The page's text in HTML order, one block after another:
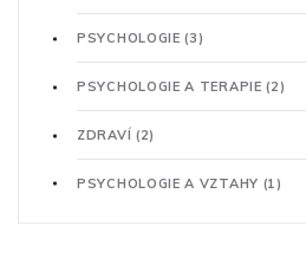
PSYCHOLOGIE(3)
PSYCHOLOGIE A TERAPIE(2)
ZDRAVÍ (2)
PSYCHOLOGIE A VZTAHY (1)